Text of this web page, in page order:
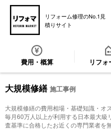
リフォーム修理のNo.1見
積りサイト
費用・概算 リフ
大規模修繕 施工事例
大規模修繕の費用相場・基礎知識・オ
毎月60万人以上が利用する日本最大級
査基準に合格したお近くの専門業者を